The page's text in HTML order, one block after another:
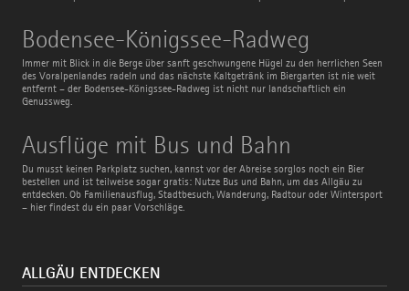
Bodensee-Königssee-Radweg
Immer mit Blick in die Berge über sanft geschwungene Hügel zu den herrlichen Seen
des Voralpenlandes radeln und das nächste Kaltgetränk im Biergarten ist nie weit
entfernt – der Bodensee-Königssee-Radweg ist nicht nur landschaftlich ein
Genussweg.
Bodensee-
Königssee-
Radweg
Ausflüge mit Bus und Bahn
Du musst keinen Parkplatz suchen, kannst vor der Abreise sorglos noch ein Bier
bestellen und ist teilweise sogar gratis: Nutze Bus und Bahn, um das Allgäu zu
entdecken. Ob Familienausflug, Stadtbesuch, Wanderung, Radtour oder Wintersport
– hier findest du ein paar Vorschläge.
Ausflüge
mit
Bus
und
Bahn
ALLGÄU ENTDECKEN